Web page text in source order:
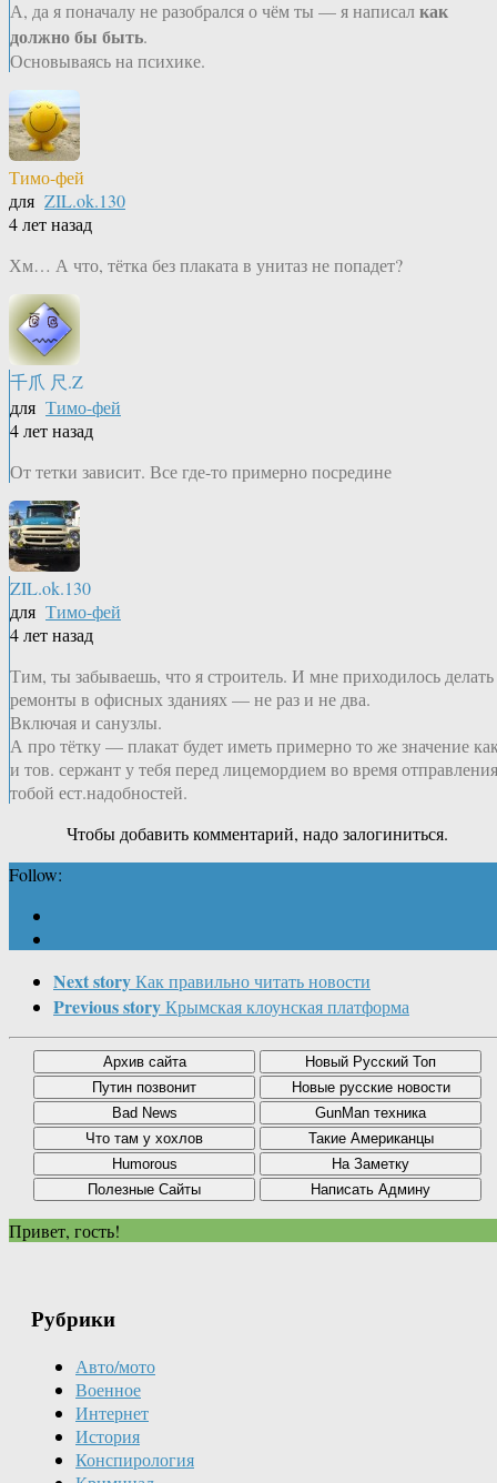
А, да я поначалу не разобрался о чём ты — я написалкак
должно бы быть.
Основываясь на психике.
Тимо-фей
для ZIL.ok.130
4 лет назад
Хм… А что, тётка без плаката в унитаз не попадет?
千爪 尺.Z
для Тимо-фей
4 лет назад
От тетки зависит. Все где-то примерно посредине
ZIL.ok.130
для Тимо-фей
4 лет назад
Тим, ты забываешь, что я строитель. И мне приходилось делать
ремонты в офисных зданиях — не раз и не два.
Включая и санузлы.
А про тётку — плакат будет иметь примерно то же значение
и тов. сержант у тебя перед лицемордием во время отправления
тобой ест.надобностей.
Чтобы добавить комментарий, надо залогиниться.
Follow:
Next storyКак правильно читать новости
Previous storyКрымская клоунская платформа
Привет, гость!
Рубрики
Авто/мото
Военное
Интернет
История
Конспирология